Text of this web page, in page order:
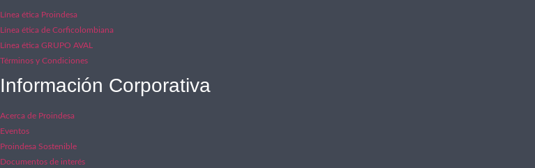
Línea ética Proindesa
Línea ética de Corficolombiana
Línea ética GRUPO AVAL
Términos y Condiciones
Información Corporativa
Acerca de Proindesa
Eventos
Proindesa Sostenible
Documentos de interés